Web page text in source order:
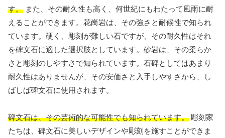
す。 また、その耐久性も高く、何世紀にもわたって風雨に耐
えることができます。花崗岩は、その強さと耐候性で知られ
ています。硬く、彫刻が難しい石ですが、その耐久性はそれ
を碑文石に適した選択肢としています。砂岩は、その柔らか
さと彫刻のしやすさで知られています。石碑としてはあまり
耐久性はありませんが、その安価さと入手しやすさから、し
ばしば碑文石に使用されます。
碑文石は、その芸術的な可能性でも知られています。 彫刻家
たちは、碑文石に美しいデザインや彫刻を施すことができま